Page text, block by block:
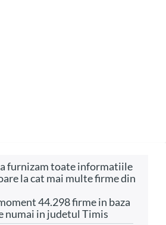
la cat mai multe firme din
numai in judetul Timis